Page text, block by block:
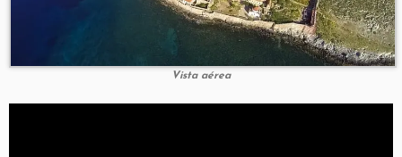
Vista aérea